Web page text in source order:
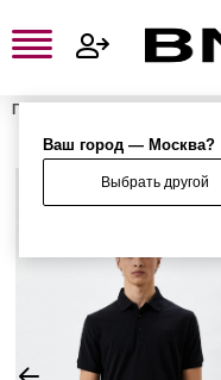
Ваш город — Москва?
Выбрать другой
Главная